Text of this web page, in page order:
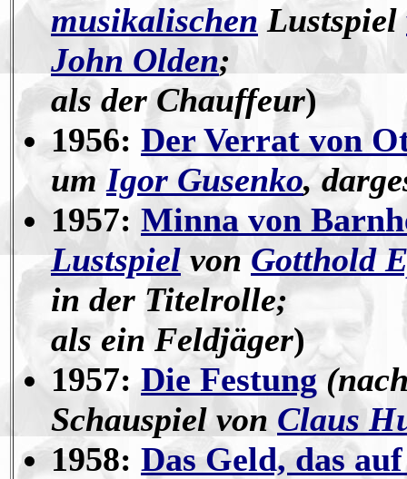
musikalischen Lustspiel
John Olden;
als der Chauffeur)
1956: Der Verrat von
um Igor Gusenko,
1957: Minna von
Lustspielvon Gotthold
in der Titelrolle;
als ein Feldjäger)
1957: Die Festung
Schauspiel von Claus
1958: Das Geld, das